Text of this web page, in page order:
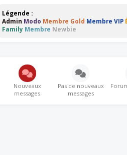
Légende :
Admin Modo Membre Gold Membre VIP
Family Membre Newbie
Nouveaux
messages
Pas de nouveaux
messages